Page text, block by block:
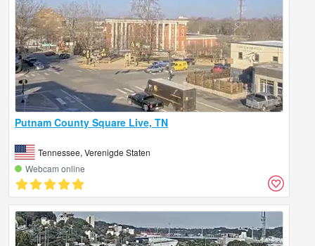
Putnam County Square Live, TN
Tennessee, Verenigde Staten
Webcam online